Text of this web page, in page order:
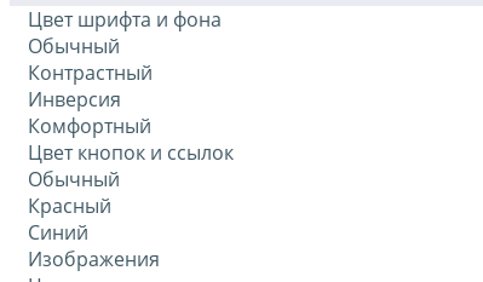
Цвет шрифта и фона
Обычный
Контрастный
Инверсия
Комфортный
Цвет кнопок и ссылок
Обычный
Красный
Синий
Изображения